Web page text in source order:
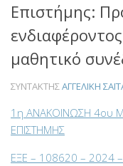
Επιστήμης:
μαθητικό
ΣΥΝΤΆΚΤΗΣΑΓΓΕΛΙΚΉ
1η ΑΝΑΚΟΙΝΩΣΗ 4ου
ΕΠΙΣΤΗΜΗΣ
ΕΞΕ – 108620 – 2024